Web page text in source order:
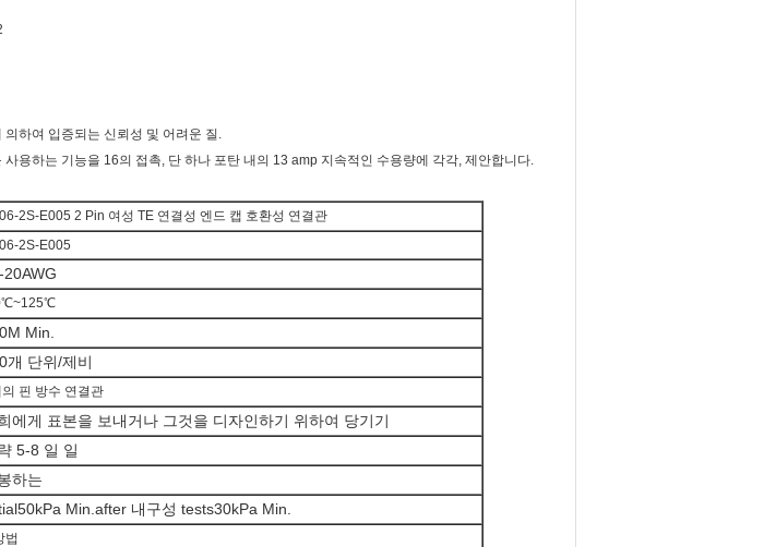
하여 입증되는 신뢰성 및 어려운 질.
용하는 기능을 16의 접촉, 단 하나 포탄 내의 13 amp 지속적인 수용량에 각각, 제안합니다.
2S-E005 2 Pin 여성 TE 연결성 엔드 캡 호환성 연결관
2S-E005
20AWG
Min.
개 단위/제비
핀 방수 연결관
에게 표본을 보내거나 그것을 디자인하기 위하여 당기기
5-8 일 일
하는
Min.after 내구성 tests30kPa Min.
법